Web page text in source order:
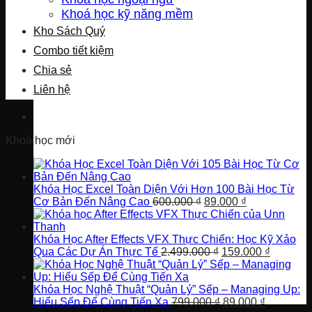
Khoá học kỹ năng mềm
Kho Sách Quý
Combo tiết kiệm
Chia sẻ
Liên hệ
Khoá học mới
Khóa Học Excel Toàn Diện Với Hơn 100 Bài Học Từ
Cơ Bản Đến Nâng Cao 600.000₫ Giá
gốc
600.000 ₫.
89.000 ₫
hiện
là:
89.000 ₫.
Khóa Học After Effects VFX Thực Chiến: Học Kỹ Xảo
Qua Các Dự Án Thực Tế 2.499.000₫ Giá
gốc
2.499.000 ₫.
159.000 ₫
hiện
là:
Khóa Học Nghệ Thuật “Quản Lý” Sếp – Managing Up:
Hiểu Sếp Để Cùng Tiến Xa 799.000₫ Giá
89.000₫